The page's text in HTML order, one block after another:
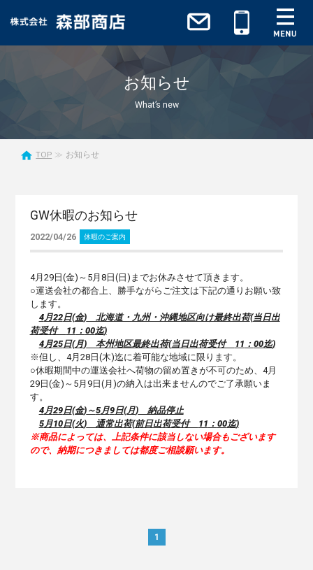
お知らせ
What’s new
TOP お知らせ
GW休暇のお知らせ
2022/04/26 休暇のご案内
4月29日(金)～5月8日(日)までお休みさせて頂きます。
○運送会社の都合上、勝手ながらご注文は下記の通りお願い致
します。
4月22日(金)北海道・九州・沖縄地区向け最終出荷(当日出
荷受付 11 ： 00迄)
4月25日(月)本州地区最終出荷(当日出荷受付 11 ： 00迄)
※但し、4月28日(木)迄に着可能な地域に限ります。
○休暇期間中の運送会社へ荷物の留め置きが不可のため、4月
29日(金)～5月9日(月)の納入は出来ませんのでご了承願いま
す。
4月29日(金)～5月9日(月)納品停止
5月10日(火)通常出荷(前日出荷受付 11 ： 00迄)
※商品によっては、上記条件に該当しない場合もございます
ので、納期につきましては都度ご相談願います。
1